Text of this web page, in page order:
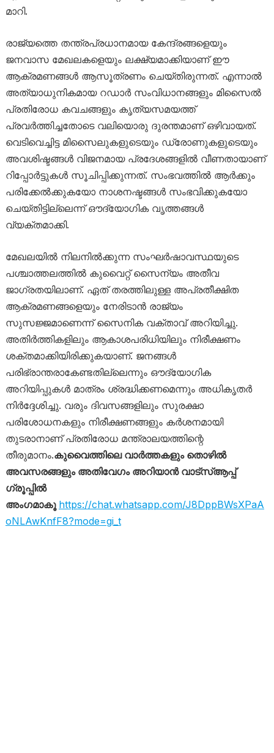
മാറി.
രാജ്യത്തെ തന്ത്രപ്രധാനമായ കേന്ദ്രങ്ങളെയും
ജനവാസ മേഖലകളെയും ലക്ഷ്യമാക്കിയാണ് ഈ
ആക്രമണങ്ങൾ ആസൂത്രണം ചെയ്തിരുന്നത്. എന്നാൽ
അത്യാധുനികമായ റഡാർ സംവിധാനങ്ങളും മിസൈൽ
പ്രതിരോധ കവചങ്ങളും കൃത്യസമയത്ത്
പ്രവർത്തിച്ചതോടെ വലിയൊരു ദുരന്തമാണ് ഒഴിവായത്.
വെടിവെച്ചിട്ട മിസൈലുകളുടെയും ഡ്രോണുകളുടെയും
അവശിഷ്ടങ്ങൾ വിജനമായ പ്രദേശങ്ങളിൽ വീണതായാണ്
റിപ്പോർട്ടുകൾ സൂചിപ്പിക്കുന്നത്. സംഭവത്തിൽ ആർക്കും
പരിക്കേൽക്കുകയോ നാശനഷ്ടങ്ങൾ സംഭവിക്കുകയോ
ചെയ്തിട്ടില്ലെന്ന് ഔദ്യോഗിക വൃത്തങ്ങൾ
വ്യക്തമാക്കി.
മേഖലയിൽ നിലനിൽക്കുന്ന സംഘർഷാവസ്ഥയുടെ
പശ്ചാത്തലത്തിൽ കുവൈറ്റ് സൈന്യം അതീവ
ജാഗ്രതയിലാണ്. ഏത് തരത്തിലുള്ള അപ്രതീക്ഷിത
ആക്രമണങ്ങളെയും നേരിടാൻ രാജ്യം
സുസജ്ജമാണെന്ന് സൈനിക വക്താവ് അറിയിച്ചു.
അതിർത്തികളിലും ആകാശപരിധിയിലും നിരീക്ഷണം
ശക്തമാക്കിയിരിക്കുകയാണ്. ജനങ്ങൾ
പരിഭ്രാന്തരാകേണ്ടതില്ലെന്നും ഔദ്യോഗിക
അറിയിപ്പുകൾ മാത്രം ശ്രദ്ധിക്കണമെന്നും അധികൃതർ
നിർദ്ദേശിച്ചു. വരും ദിവസങ്ങളിലും സുരക്ഷാ
പരിശോധനകളും നിരീക്ഷണങ്ങളും കർശനമായി
തുടരാനാണ് പ്രതിരോധ മന്ത്രാലയത്തിന്റെ
തീരുമാനം.കുവൈത്തിലെ വാർത്തകളും തൊഴിൽ
അവസരങ്ങളും അതിവേഗം അറിയാൻ വാട്സ്ആപ്പ്
ഗ്രൂപ്പിൽ
അംഗമാകൂ https://chat.whatsapp.com/J8DppBWsXPaA
oNLAwKnfF8?mode=gi_t